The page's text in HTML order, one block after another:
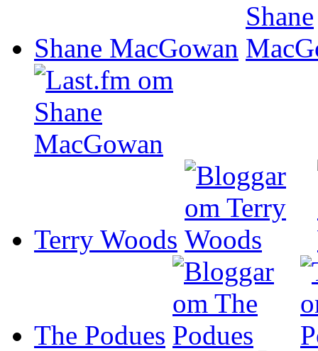
Shane MacGowan
Terry Woods
The Podues